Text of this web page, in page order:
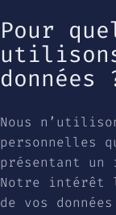
Pour
données
Nous
personnelles
présentant
Notre
de vos